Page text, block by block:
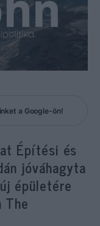
a Google-ön!
Építési és
jóváhagyta
épületére
The